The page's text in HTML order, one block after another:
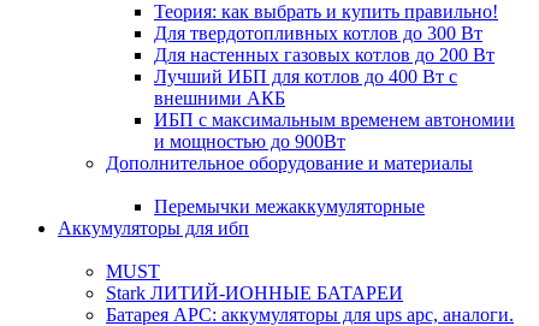
Теория: как выбрать и купить правильно!
Для твердотопливных котлов до 300 Вт
Для настенных газовых котлов до 200 Вт
Лучший ИБП для котлов до 400 Вт с
внешними АКБ
ИБП с максимальным временем автономии
и мощностью до 900Вт
Дополнительное оборудование и материалы
Перемычки межаккумуляторные
Аккумуляторы для ибп
MUST
Stark ЛИТИЙ-ИОННЫЕ БАТАРЕИ
Батарея APC: аккумуляторы для ups apc, аналоги.